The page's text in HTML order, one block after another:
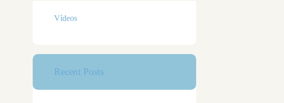
Vídeos
Recent Posts